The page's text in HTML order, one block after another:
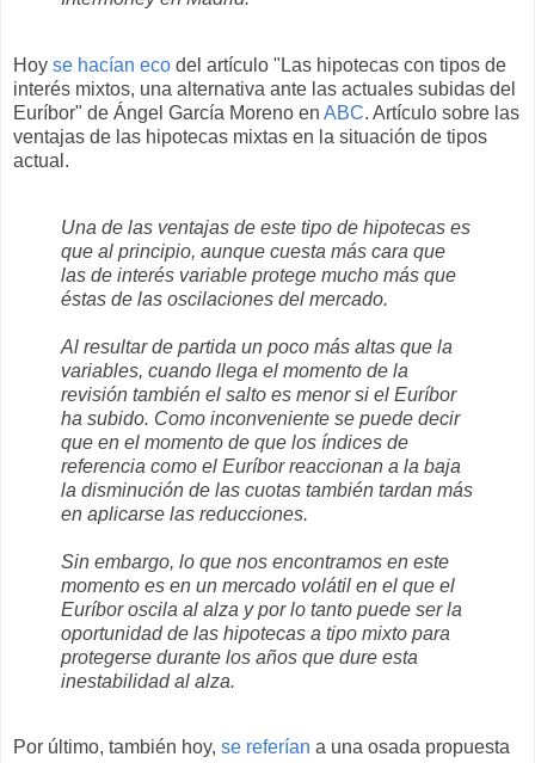
Hoy se hacían eco del artículo "Las hipotecas con tipos de
interés mixtos, una alternativa ante las actuales subidas del
Euríbor" de Ángel García Moreno en ABC. Artículo sobre las
ventajas de las hipotecas mixtas en la situación de tipos
actual.
Una de las ventajas de este tipo de hipotecas es
que al principio, aunque cuesta más cara que
las de interés variable protege mucho más que
éstas de las oscilaciones del mercado.
Al resultar de partida un poco más altas que la
variables, cuando llega el momento de la
revisión también el salto es menor si el Euríbor
ha subido. Como inconveniente se puede decir
que en el momento de que los índices de
referencia como el Euríbor reaccionan a la baja
la disminución de las cuotas también tardan más
en aplicarse las reducciones.
Sin embargo, lo que nos encontramos en este
momento es en un mercado volátil en el que el
Euríbor oscila al alza y por lo tanto puede ser la
oportunidad de las hipotecas a tipo mixto para
protegerse durante los años que dure esta
inestabilidad al alza.
Por último, también hoy, se referían a una osada propuesta